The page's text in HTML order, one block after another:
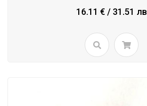
16.11 € / 31.51 лв